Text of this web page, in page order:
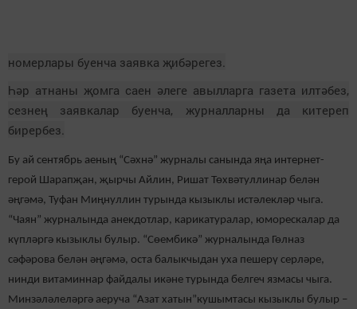
номерлары буенча заявка җибәрегез.
Һәр атнаны җомга саен әлеге авылларга газета илтәбез,
сезнең заявкалар буенча, журналларны да китереп
бирербез.
Бу ай сентябрь аеның “Сәхнә” журналы санында яңа интернет-
герой Шарапҗан, җырчы Айлин, Ришат Төхвәтуллинар белән
әңгәмә, Туфан Миңнуллин турында кызыклы истәлекләр чыга.
“Чаян” журналында анекдотлар, карикатуралар, юморескалар да
күпләргә кызыклы булыр. “Сөембикә” журналында Гөлназ
сәфәрова белән әңгәмә, оста балыкчыдан уха пешерү серләре,
нинди витаминнар файдалы икәне турында белгеч язмасы чыга.
Минзәләлеләргә аеруча “Азат хатын”кушымтасы кызыклы булыр –